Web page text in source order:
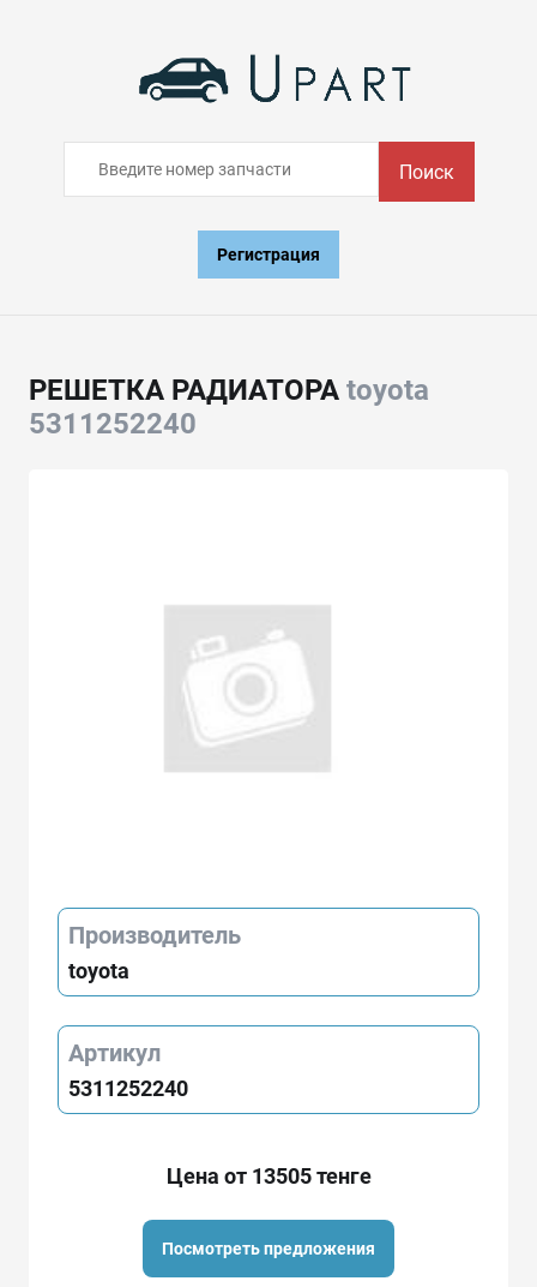
Поиск
Регистрация
РЕШЕТКА РАДИАТОРА toyota
5311252240
Производитель
toyota
Артикул
5311252240
Цена от 13505 тенге
Посмотреть предложения